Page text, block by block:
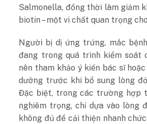
Salmonella, đồng thời làm giảm
biotin – một vi chất quan trọng
Người bị dị ứng trứng, mắc
đang trong quá trình kiểm soát
nên tham khảo ý kiến bác sĩ
dưỡng trước khi bổ sung lòng
Đặc biệt, trong các trường hợp
nghiêm trọng, chỉ dựa vào lòng
không đủ để cải thiện nhanh